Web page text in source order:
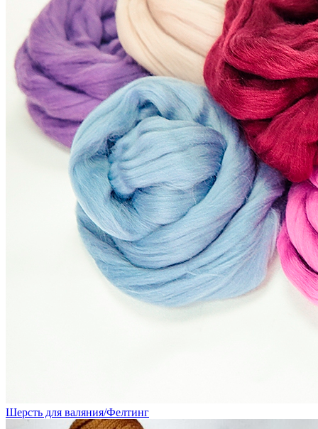
Шерсть для валяния/Фелтинг